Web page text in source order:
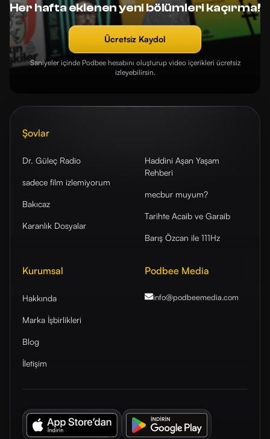
Her hafta eklenen yeni bölümleri kaçırma!
Ücretsiz Kaydol
Saniyeler içinde Podbee hesabını oluşturup video içerikleri ücretsiz
izleyebilirsin.
Şovlar
Dr. Güleç Radio
sadece film izlemiyorum
Bakıcaz
Karanlık Dosyalar
Haddini Aşan Yaşam
Rehberi
mecbur muyum?
Tarihte Acaib ve Garaib
Barış Özcan ile 111Hz
Kurumsal
Hakkında
Marka İşbirlikleri
Blog
İletişim
Podbee Media
info@podbeemedia.com